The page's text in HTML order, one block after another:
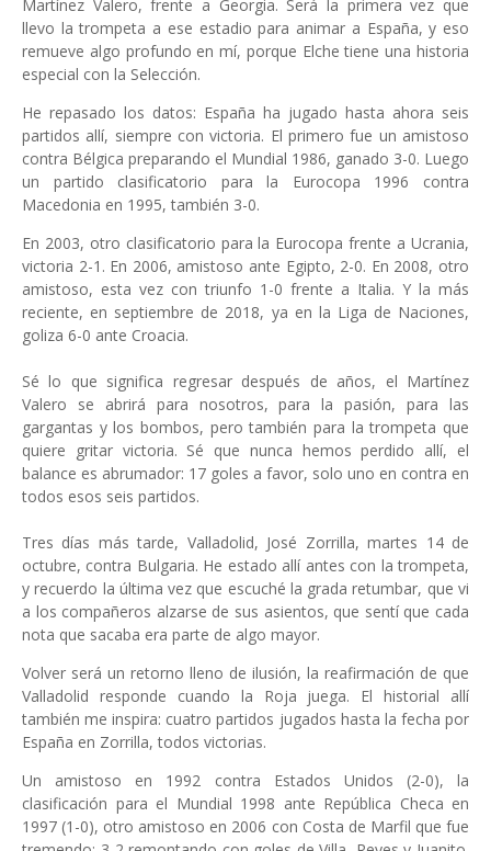
Martínez Valero, frente a Georgia. Será la primera vez que
llevo la trompeta a ese estadio para animar a España, y eso
remueve algo profundo en mí, porque Elche tiene una historia
especial con la Selección.
He repasado los datos: España ha jugado hasta ahora seis
partidos allí, siempre con victoria. El primero fue un amistoso
contra Bélgica preparando el Mundial 1986, ganado 3-0. Luego
un partido clasificatorio para la Eurocopa 1996 contra
Macedonia en 1995, también 3-0.
En 2003, otro clasificatorio para la Eurocopa frente a Ucrania,
victoria 2-1. En 2006, amistoso ante Egipto, 2-0. En 2008, otro
amistoso, esta vez con triunfo 1-0 frente a Italia. Y la más
reciente, en septiembre de 2018, ya en la Liga de Naciones,
goliza 6-0 ante Croacia.
Sé lo que significa regresar después de años, el Martínez
Valero se abrirá para nosotros, para la pasión, para las
gargantas y los bombos, pero también para la trompeta que
quiere gritar victoria. Sé que nunca hemos perdido allí, el
balance es abrumador: 17 goles a favor, solo uno en contra en
todos esos seis partidos.
Tres días más tarde, Valladolid, José Zorrilla, martes 14 de
octubre, contra Bulgaria. He estado allí antes con la trompeta,
y recuerdo la última vez que escuché la grada retumbar, que vi
a los compañeros alzarse de sus asientos, que sentí que cada
nota que sacaba era parte de algo mayor.
Volver será un retorno lleno de ilusión, la reafirmación de que
Valladolid responde cuando la Roja juega. El historial allí
también me inspira: cuatro partidos jugados hasta la fecha por
España en Zorrilla, todos victorias.
Un amistoso en 1992 contra Estados Unidos (2-0), la
clasificación para el Mundial 1998 ante República Checa en
1997 (1-0), otro amistoso en 2006 con Costa de Marfil que fue